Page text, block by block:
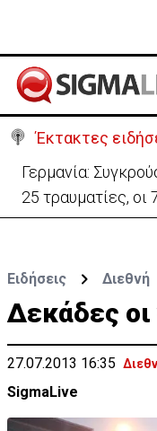
Έκτακτες
Γερμανία:
25 τραυματίες, οι
Ειδήσεις Διεθνή
Δεκάδες οι
27.07.2013 16:35
SigmaLive